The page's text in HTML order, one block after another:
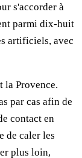
s'accorder à
parmi dix-huit
artificiels, avec
Provence.
par cas afin de
contact en
de caler les
plus loin,